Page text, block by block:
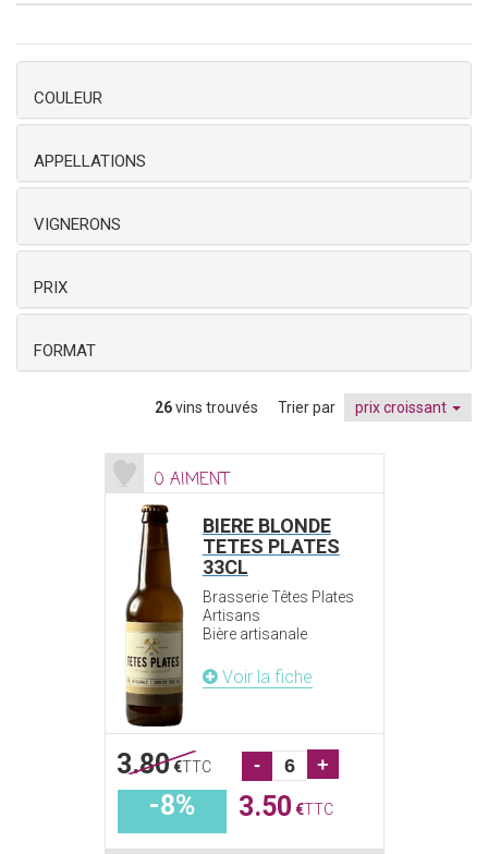
COULEUR
APPELLATIONS
VIGNERONS
PRIX
FORMAT
26vins trouvés Trier par prix croissant
0 AIMENT
BIERE BLONDE
TETES PLATES
33CL
Brasserie Têtes Plates
Artisans
Bière artisanale
Voir la fiche
3.80 €TTC - +
-8% 3.50 €TTC